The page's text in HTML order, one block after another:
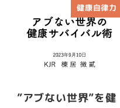
健康自律力
”アブない世界”を健